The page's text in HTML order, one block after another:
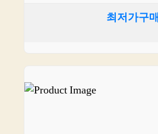
최저가구매